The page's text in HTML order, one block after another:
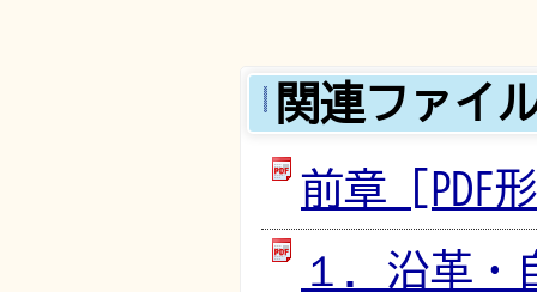
関連ファイ
前章 [PDF
１．沿革・